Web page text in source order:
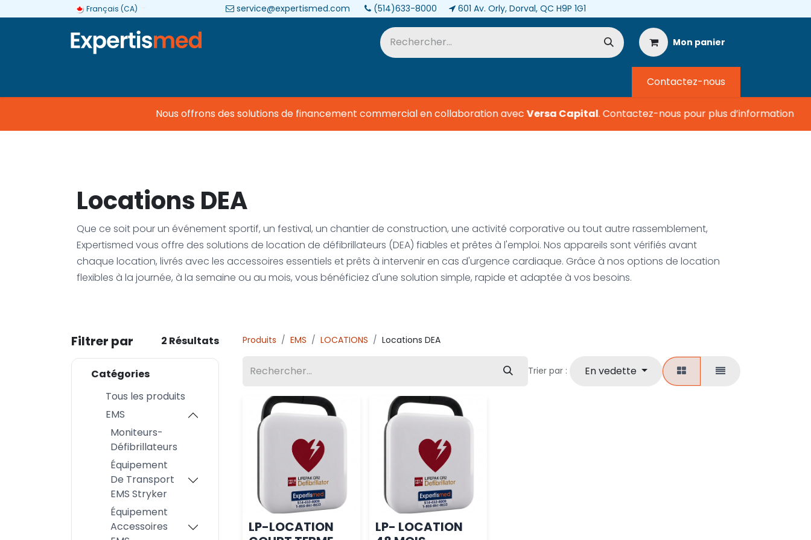
Français (CA) service@expertismed.com (514)633-8000 601 Av. Orly, Dorval, QC H9P 1G1
Mon panier
Contactez-nous
Nous offrons des solutions de financement commercial en collaboration avecVersa Capital.Contactez-nous pour plus d’information
Locations DEA
Que ce soit pour un événement sportif, un festival, un chantier de construction, une activité corporative ou tout autre rassemblement,
Expertismed vous offre des solutions de location de défibrillateurs (DEA) fiables et prêtes à l'emploi. Nos appareils sont vérifiés avant
chaque location, livrés avec les accessoires essentiels et prêts à intervenir en cas d'urgence cardiaque. Grâce à nos options de location
flexibles à la journée, à la semaine ou au mois, vous bénéficiez d'une solution simple, rapide et adaptée à vos besoins.
Filtrer par 2 Résultats
Catégories
Tous les produits
EMS
Moniteurs-
Défibrillateurs
Équipement
De Transport
EMS Stryker
Équipement
Accessoires
Produits EMS LOCATIONS Locations DEA
Trier par : En vedette
LP-LOCATION
LP- LOCATION